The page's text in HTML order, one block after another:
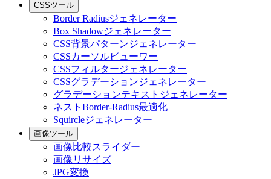
CSSツール
Border Radiusジェネレーター
Box Shadowジェネレーター
CSS背景パターンジェネレーター
CSSカーソルビューワー
CSSフィルタージェネレーター
CSSグラデーションジェネレーター
グラデーションテキストジェネレーター
ネストBorder-Radius最適化
Squircleジェネレーター
画像ツール
画像比較スライダー
画像リサイズ
JPG変換